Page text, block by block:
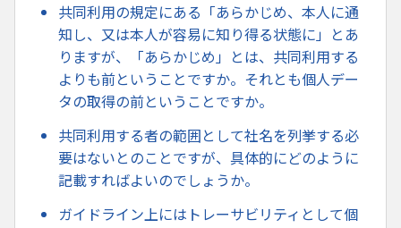
共同利用の規定にある「あらかじめ、本人に通
知し、又は本人が容易に知り得る状態に」とあ
りますが、「あらかじめ」とは、共同利用する
よりも前ということですか。それとも個人デー
タの取得の前ということですか。
共同利用する者の範囲として社名を列挙する必
要はないとのことですが、具体的にどのように
記載すればよいのでしょうか。
ガイドライン上にはトレーサビリティとして個